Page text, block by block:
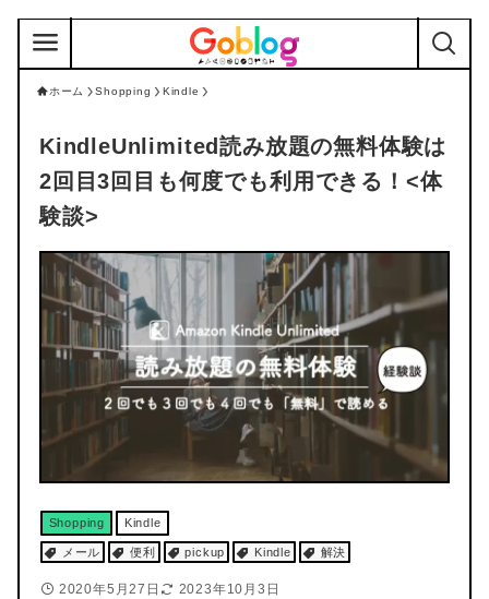
ホーム Shopping Kindle
KindleUnlimited読み放題の無料体験は
2回目3回目も何度でも利用できる！<体
験談>
Shopping Kindle
メール 便利 pickup Kindle 解決
2020年5月27日 2023年10月3日